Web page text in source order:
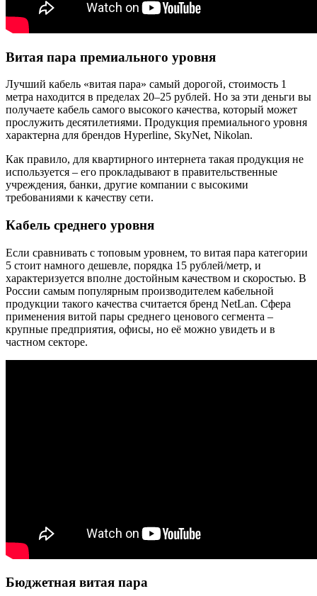
Витая пара премиального уровня
Лучший кабель «витая пара» самый дорогой, стоимость 1
метра находится в пределах 20–25 рублей. Но за эти деньги вы
получаете кабель самого высокого качества, который может
прослужить десятилетиями. Продукция премиального уровня
характерна для брендов Hyperline, SkyNet, Nikolan.
Как правило, для квартирного интернета такая продукция не
используется – его прокладывают в правительственные
учреждения, банки, другие компании с высокими
требованиями к качеству сети.
Кабель среднего уровня
Если сравнивать с топовым уровнем, то витая пара категории
5 стоит намного дешевле, порядка 15 рублей/метр, и
характеризуется вполне достойным качеством и скоростью. В
России самым популярным производителем кабельной
продукции такого качества считается бренд NetLan. Сфера
применения витой пары среднего ценового сегмента –
крупные предприятия, офисы, но её можно увидеть и в
частном секторе.
Бюджетная витая пара